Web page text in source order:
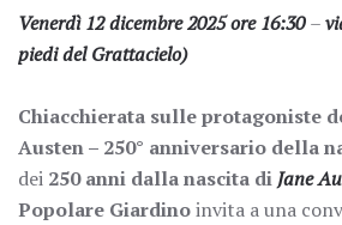
Venerdì 12 dicembre 2025 ore 16:30–
piedi del Grattacielo)
Chiacchierata sulle protagoniste
Austen – 250° anniversario della
dei 250 anni dalla nascita di Jane
Popolare Giardinoinvita a una